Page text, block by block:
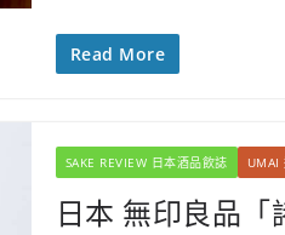
Read More
SAKE REVIEW 日本酒品飲誌 UMAI
日本 無印良品「